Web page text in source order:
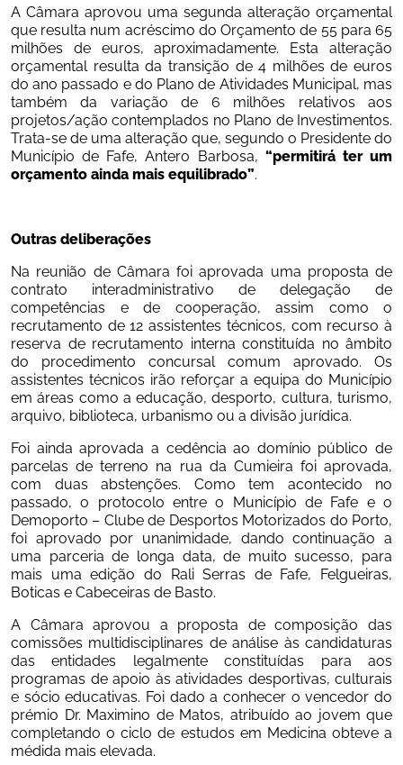
A Câmara aprovou uma segunda alteração orçamental
que resulta num acréscimo do Orçamento de 55 para 65
milhões de euros, aproximadamente. Esta alteração
orçamental resulta da transição de 4 milhões de euros
do ano passado e do Plano de Atividades Municipal, mas
também da variação de 6 milhões relativos aos
projetos/ação contemplados no Plano de Investimentos.
Trata-se de uma alteração que, segundo o Presidente do
Município de Fafe, Antero Barbosa, “permitirá ter um
orçamento ainda mais equilibrado”.
Outras deliberações
Na reunião de Câmara foi aprovada uma proposta de
contrato interadministrativo de delegação de
competências e de cooperação, assim como o
recrutamento de 12 assistentes técnicos, com recurso à
reserva de recrutamento interna constituída no âmbito
do procedimento concursal comum aprovado. Os
assistentes técnicos irão reforçar a equipa do Município
em áreas como a educação, desporto, cultura, turismo,
arquivo, biblioteca, urbanismo ou a divisão jurídica.
Foi ainda aprovada a cedência ao domínio público de
parcelas de terreno na rua da Cumieira foi aprovada,
com duas abstenções. Como tem acontecido no
passado, o protocolo entre o Município de Fafe e o
Demoporto – Clube de Desportos Motorizados do Porto,
foi aprovado por unanimidade, dando continuação a
uma parceria de longa data, de muito sucesso, para
mais uma edição do Rali Serras de Fafe, Felgueiras,
Boticas e Cabeceiras de Basto.
A Câmara aprovou a proposta de composição das
comissões multidisciplinares de análise às candidaturas
das entidades legalmente constituídas para aos
programas de apoio às atividades desportivas, culturais
e sócio educativas. Foi dado a conhecer o vencedor do
prémio Dr. Maximino de Matos, atribuído ao jovem que
completando o ciclo de estudos em Medicina obteve a
médida mais elevada.